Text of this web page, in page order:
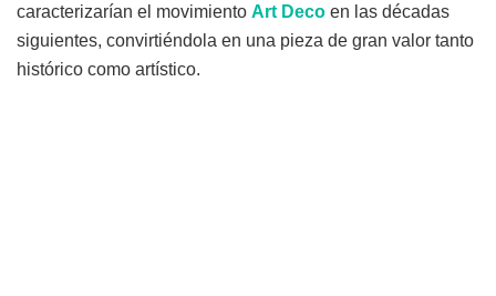
caracterizarían el movimiento Art Deco en las décadas
siguientes, convirtiéndola en una pieza de gran valor tanto
histórico como artístico.